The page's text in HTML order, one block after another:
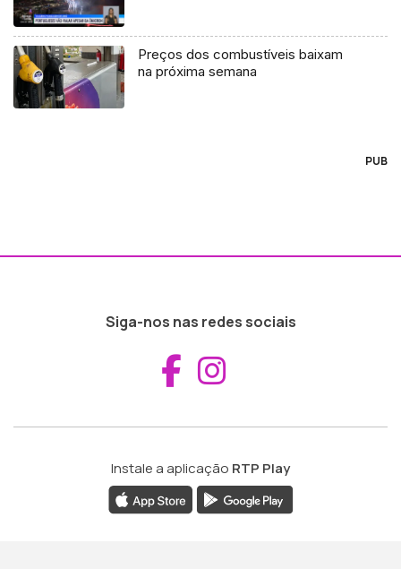
Preços dos combustíveis baixam
na próxima semana
PUB
Siga-nos nas redes sociais
Aceder ao
Instale a aplicação RTP Play